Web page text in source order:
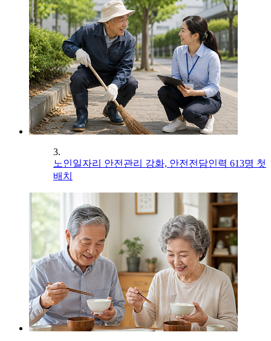
3.
노인일자리 안전관리 강화, 안전전담인력 613명 첫
배치